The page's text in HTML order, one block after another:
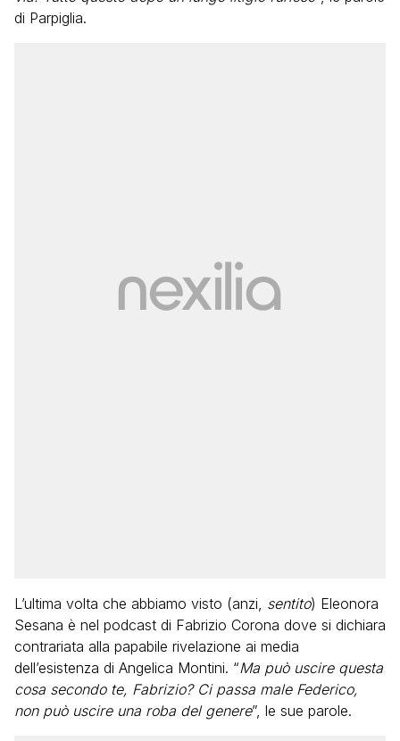
di Parpiglia.
L’ultima volta che abbiamo visto (anzi, sentito) Eleonora
Sesana è nel podcast di Fabrizio Corona dove si dichiara
contrariata alla papabile rivelazione ai media
dell’esistenza di Angelica Montini. “Ma può uscire questa
cosa secondo te, Fabrizio? Ci passa male Federico,
non può uscire una roba del genere”, le sue parole.